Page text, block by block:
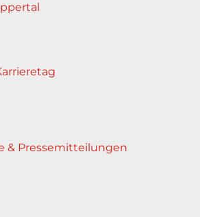
& Pressemitteilungen